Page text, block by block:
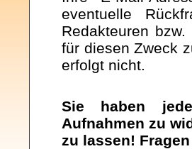
eventuelle
Redakteuren
für diesen Zweck
erfolgt nicht.
Sie haben
Aufnahmen zu
zu lassen!